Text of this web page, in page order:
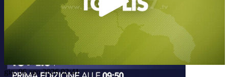
Play
Video
gio, 06 ago 2026 02:41